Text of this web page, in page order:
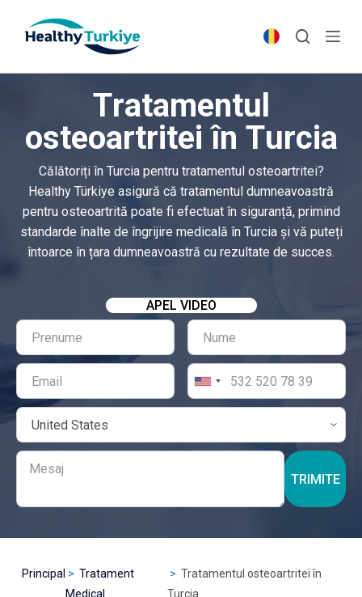
p
e
n
Tratamentul
osteoartritei în Turcia
Călătoriți în Turcia pentru tratamentul osteoartritei?
Healthy Türkiye asigură că tratamentul dumneavoastră
pentru osteoartrită poate fi efectuat în siguranță, primind
standarde înalte de îngrijire medicală în Turcia și vă puteți
întoarce în țara dumneavoastră cu rezultate de succes.
APEL VIDEO
TRIMITE
Principal
Tratament
Medical
Tratamentul osteoartritei în
Turcia